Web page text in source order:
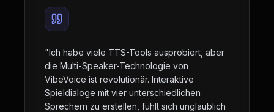
"Ich habe viele TTS-Tools ausprobiert, aber
die Multi-Speaker-Technologie von
VibeVoice ist revolutionär. Interaktive
Spieldialoge mit vier unterschiedlichen
Sprechern zu erstellen, fühlt sich unglaublich